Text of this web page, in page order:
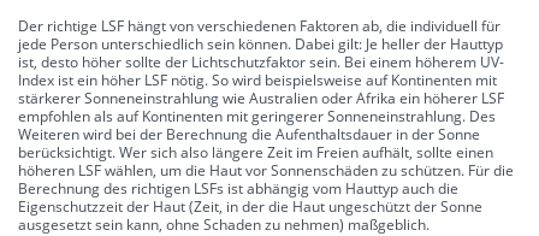
Der richtige LSF hängt von verschiedenen Faktoren ab, die individuell für
jede Person unterschiedlich sein können. Dabei gilt: Je heller der Hauttyp
ist, desto höher sollte der Lichtschutzfaktor sein. Bei einem höherem UV-
Index ist ein höher LSF nötig. So wird beispielsweise auf Kontinenten mit
stärkerer Sonneneinstrahlung wie Australien oder Afrika ein höherer LSF
empfohlen als auf Kontinenten mit geringerer Sonneneinstrahlung. Des
Weiteren wird bei der Berechnung die Aufenthaltsdauer in der Sonne
berücksichtigt. Wer sich also längere Zeit im Freien aufhält, sollte einen
höheren LSF wählen, um die Haut vor Sonnenschäden zu schützen. Für die
Berechnung des richtigen LSFs ist abhängig vom Hauttyp auch die
Eigenschutzzeit der Haut (Zeit, in der die Haut ungeschützt der Sonne
ausgesetzt sein kann, ohne Schaden zu nehmen) maßgeblich.